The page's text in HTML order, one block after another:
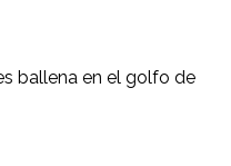
ballena en el golfo de